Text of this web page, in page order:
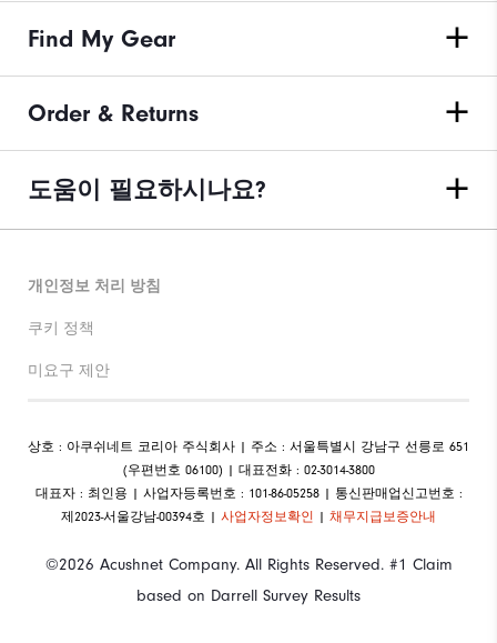
Find My Gear
Order & Returns
도움이 필요하시나요?
©2026 Acushnet Company. All Rights Reserved. #1 Claim
based on Darrell Survey Results
개인정보 처리 방침
쿠키 정책
미요구 제안
상호 : 아쿠쉬네트 코리아 주식회사 | 주소 : 서울특별시 강남구 선릉로 651
(우편번호 06100) | 대표전화 : 02-3014-3800
대표자 : 최인용 | 사업자등록번호 : 101-86-05258 | 통신판매업신고번호 :
제2023-서울강남-00394호 | 사업자정보확인 | 채무지급보증안내